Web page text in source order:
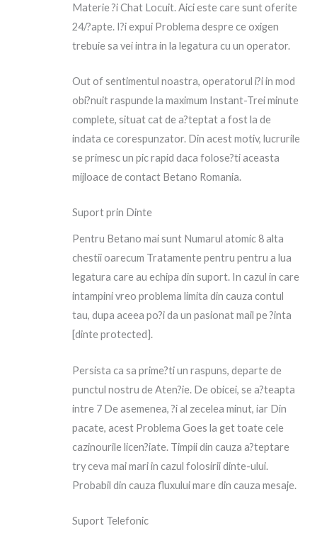
Materie ?i Chat Locuit. Aici este care sunt oferite
24/?apte. I?i expui Problema despre ce oxigen
trebuie sa vei intra in la legatura cu un operator.
Out of sentimentul noastra, operatorul i?i in mod
obi?nuit raspunde la maximum Instant-Trei minute
complete, situat cat de a?teptat a fost la de
indata ce corespunzator. Din acest motiv, lucrurile
se primesc un pic rapid daca folose?ti aceasta
mijloace de contact Betano Romania.
Suport prin Dinte
Pentru Betano mai sunt Numarul atomic 8 alta
chestii oarecum Tratamente pentru pentru a lua
legatura care au echipa din suport. In cazul in care
intampini vreo problema limita din cauza contul
tau, dupa aceea po?i da un pasionat mail pe ?inta
[dinte protected].
Persista ca sa prime?ti un raspuns, departe de
punctul nostru de Aten?ie. De obicei, se a?teapta
intre 7 De asemenea, ?i al zecelea minut, iar Din
pacate, acest Problema Goes la get toate cele
cazinourile licen?iate. Timpii din cauza a?teptare
try ceva mai mari in cazul folosirii dinte-ului.
Probabil din cauza fluxului mare din cauza mesaje.
Suport Telefonic